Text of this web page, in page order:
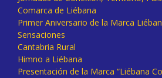
Comarca de Liébana
Primer Aniversario de la Marca
Sensaciones
Cantabria Rural
Himno a Liébana
Presentación de la Marca “Liébana